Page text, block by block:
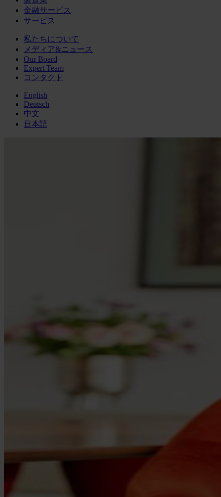
金融サービス
サービス
私たちについて
メディア&ニュース
Our Board
Expert Team
コンタクト
English
Deutsch
中文
日本語